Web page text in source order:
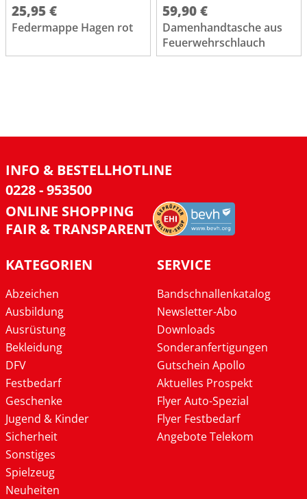
25,95 €
Federmappe Hagen rot
59,90 €
Damenhandtasche aus
Feuerwehrschlauch
INFO & BESTELLHOTLINE
0228 - 953500
ONLINE SHOPPING
FAIR & TRANSPARENT
KATEGORIEN
Abzeichen
Ausbildung
Ausrüstung
Bekleidung
DFV
Festbedarf
Geschenke
Jugend & Kinder
Sicherheit
Sonstiges
Spielzeug
Neuheiten
SERVICE
Bandschnallenkatalog
Newsletter-Abo
Downloads
Sonderanfertigungen
Gutschein Apollo
Aktuelles Prospekt
Flyer Auto-Spezial
Flyer Festbedarf
Angebote Telekom